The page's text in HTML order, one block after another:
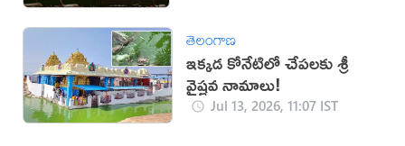
తెలంగాణ
ఇక్కడ కోనేటిలో చేపలకు శ్రీ
వైష్ణవ నామాలు!
Jul 13, 2026, 11:07 IST